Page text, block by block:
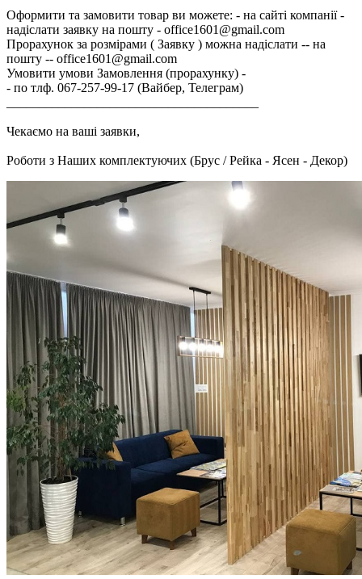
Оформити та замовити товар ви можете: - на сайті компанії -
надіслати заявку на пошту - office1601@gmail.com
Прорахунок за розмірами ( Заявку ) можна надіслати -- на
пошту -- office1601@gmail.com
Умовити умови Замовлення (прорахунку) -
- по тлф. 067-257-99-17 (Вайбер, Телеграм)
Чекаємо на ваші заявки,
Роботи з Наших комплектуючих (Брус / Рейка - Ясен - Декор)